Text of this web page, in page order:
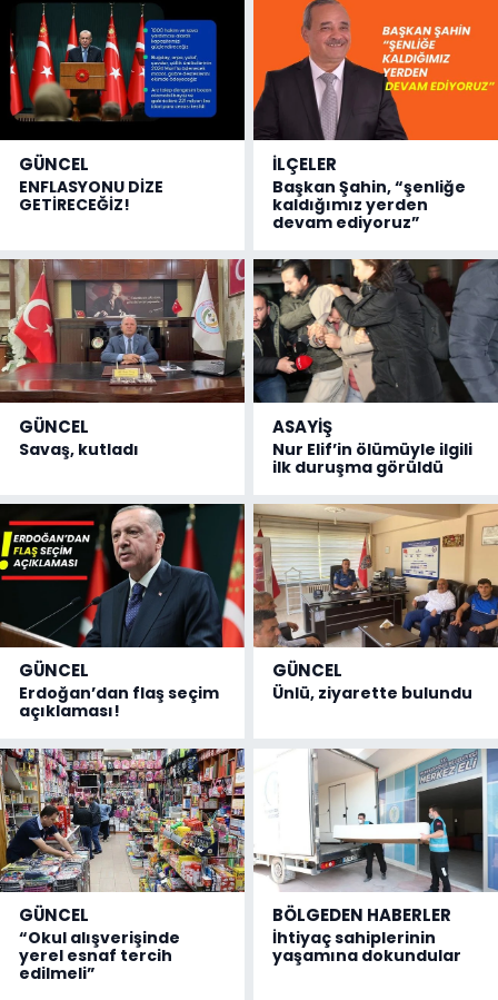
GÜNCEL
ENFLASYONU DİZE
GETİRECEĞİZ!
İLÇELER
Başkan Şahin, “şenliğe
kaldığımız yerden
devam ediyoruz”
GÜNCEL
Savaş, kutladı
ASAYİŞ
Nur Elif’in ölümüyle ilgili
ilk duruşma görüldü
GÜNCEL
Erdoğan’dan flaş seçim
açıklaması!
GÜNCEL
Ünlü, ziyarette bulundu
GÜNCEL
“Okul alışverişinde
yerel esnaf tercih
edilmeli”
BÖLGEDEN HABERLER
İhtiyaç sahiplerinin
yaşamına dokundular